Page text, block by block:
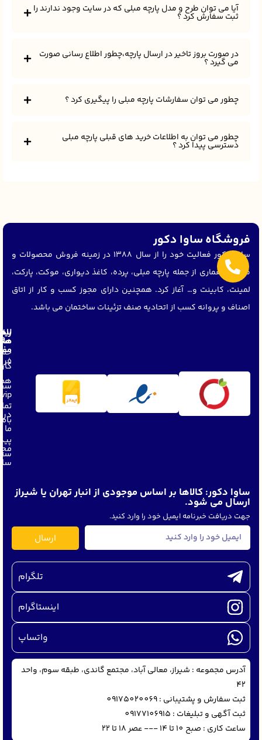
آیا می توان طرح و مدل پارچه مبلی که در سایت وجود ندارند را
ثبت سفارش کرد ؟
در صورت بروز تاخیر در ارسال پارچه،چطور اطلاع رسانی صورت
می گیرد ؟
چطور می توان سفارشات پارچه مبلی را پیگیری کرد ؟
چطور می توان به اطلاعات خرید های قبلی پارچه مبلی
دسترسی پیدا کرد ؟
فروشگاه ساوا دکور
ساوا دکور فعالیت خود را از سال 1388 در زمینه فروش محصولات و
متریال معماری از جمله پارچه مبلی، پرده، کاغذ دیواری، موکت، پارکت،
لمینت، کابینت و… آغاز کرد. همچنین دارای مجوز کسب و کار از اتاق
اصناف و پروانه کسب از اتحادیه صنف تزئینات ساختمان می باشد.
vip
ما
باما
ساوا دکور: کالاها بر اساس موجودی از انبار تهران یا شیراز
ارسال می شود.
جهت دریافت خبرنامه ایمیل خود را وارد کنید.
ارسال
تلگرام
اینستاگرام
واتساپ
آدرس مجموعه : شیراز، معالی آباد، مجتمع گاندی، طبقه سوم، واحد
42
ثبت سفارش و پشتیبانی : 09175020069
ثبت آگهی و تبلیغات : 09177106915
ساعت کاری : صبح 10 تا 14 --- عصر 18 تا 22